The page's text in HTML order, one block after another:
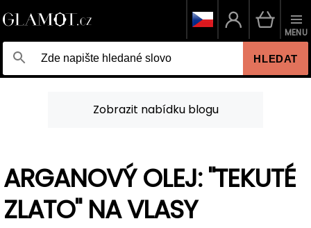
HLEDAT
MENU
Zobrazit nabídku blogu
ARGANOVÝ OLEJ: "TEKUTÉ
ZLATO" NA VLASY